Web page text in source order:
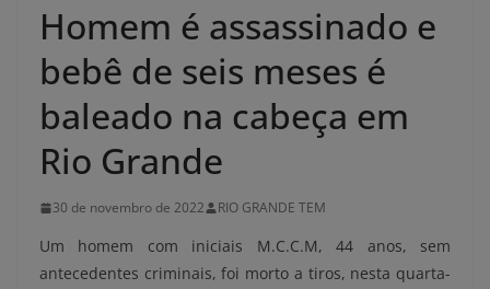
Homem é assassinado e
bebê de seis meses é
baleado na cabeça em
Rio Grande
30 de novembro de 2022 RIO GRANDE TEM
Um homem com iniciais M.C.C.M, 44 anos, sem
antecedentes criminais, foi morto a tiros, nesta quarta-